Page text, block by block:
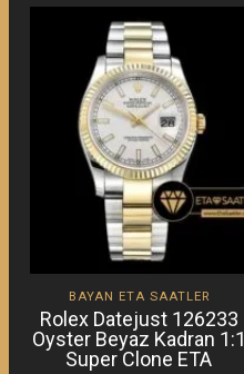
BAYAN ETA SAATLER
Rolex Datejust 126233
Oyster Beyaz Kadran 1:1
Super Clone ETA